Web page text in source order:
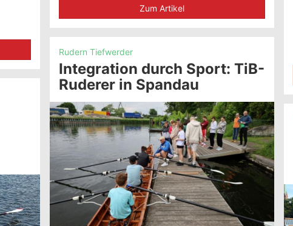
Zum Artikel
Rudern Tiefwerder
Integration durch Sport: TiB-
Ruderer in Spandau